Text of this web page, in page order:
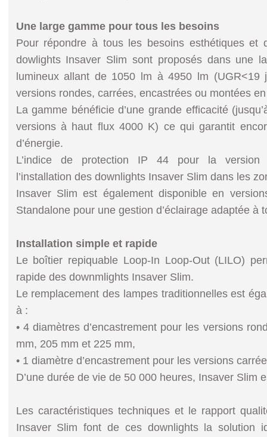
Une large gamme pour tous les besoins
Pour répondre à tous les besoins esthétiques et
dowlights Insaver Slim sont proposés dans une
lumineux allant de 1050 lm à 4950 lm (UGR<19
versions rondes, carrées, encastrées ou montées
La gamme bénéficie d’une grande efficacité
versions à haut flux 4000 K) ce qui garantit
d’énergie.
L’indice de protection IP 44 pour la version
l’installation des downlights Insaver Slim dans les
Insaver Slim est également disponible en
Standalone pour une gestion d’éclairage adaptée à
Installation simple et rapide
Le boîtier repiquable Loop-In Loop-Out (LILO)
rapide des downmlights Insaver Slim.
Le remplacement des lampes traditionnelles est
à :
• 4 diamètres d’encastrement pour les versions
mm, 205 mm et 225 mm,
• 1 diamètre d’encastrement pour les versions
D’une durée de vie de 50 000 heures, Insaver Slim
Les caractéristiques techniques et le rapport
Insaver Slim font de ces downlights la solution